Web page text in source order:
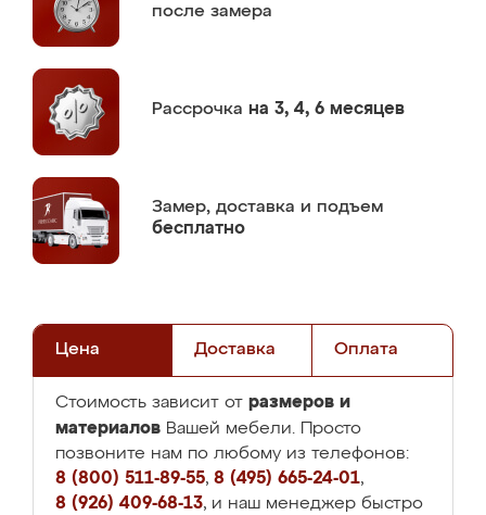
после замера
Рассрочка на 3, 4, 6 месяцев
Замер, доставка и подъем
бесплатно
Цена Доставка Оплата
Стоимость зависит от размеров и
материалов Вашей мебели. Просто
позвоните нам по любому из телефонов:
8 (800) 511-89-55, 8 (495) 665-24-01,
8 (926) 409-68-13, и наш менеджер быстро